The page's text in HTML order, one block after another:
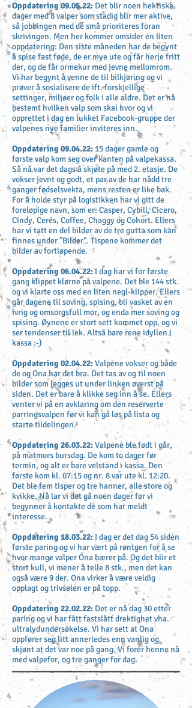
Oppdatering 09.05.22: Det blir noen hektiske
dager med 8 valper som stadig blir mer aktive,
så jobbingen med de små prioriteres foran
skrivingen. Men her kommer omsider en liten
oppdatering: Den siste måneden har de begynt
å spise fast føde, de er mye ute og får herje fritt
der, og de får ormekur med jevne mellomrom.
Vi har begynt å venne de til bilkjøring og vi
prøver å sosialisere de ift. forskjellige
settinger, miljøer og folk i alle aldre. Det er nå
bestemt hvilken valp som skal hvor og vi
opprettet i dag en lukket Facebook-gruppe der
valpenes nye familier inviteres inn.
Oppdatering 09.04.22: 15 dager gamle og
første valp kom seg over kanten på valpekassa.
Så nå var det dags å skjøte på med 2. etasje. De
vokser jevnt og godt, et par av de har nådd tre
ganger fødselsvekta, mens resten er like bak.
For å holde styr på logistikken har vi gitt de
foreløpige navn, som er: Casper, Cybill, Cicero,
Cindy, Cerés, Coffee, Chaggy og Cohort. Ellers
har vi tatt en del bilder av de tre gutta som kan
finnes under "Bilder". Tispene kommer det
bilder av fortløpende.
Oppdatering 06.04.22:I dag har vi for første
gang klippet klørne på valpene. Det ble 144 stk.
og vi klarte oss med en liten negl-klipper. Ellers
går dagene til soving, spising, bli vasket av en
ivrig og omsorgsfull mor, og enda mer soving og
spising. Øynene er stort sett kommet opp, og vi
ser tendenser til lek. Altså bare rene idyllen i
kassa :-)
Oppdatering 02.04.22:Valpene vokser og både
de og Ona har det bra. Det tas av og til noen
bilder som legges ut under linken øverst på
siden. Det er bare å klikke seg inn å se. Ellers
venter vi på en avklaring om den reserverte
parringsvalpen før vi kan gå løs på lista og
starte tildelingen.
Oppdatering 26.03.22:Valpene ble født i går,
på matmors bursdag. De kom to dager før
termin, og alt er bare velstand i kassa. Den
første kom kl. 07:15 og nr. 8 var ute kl. 12:20.
Det ble fem tisper og tre hanner, alle store og
kvikke. Nå lar vi det gå noen dager før vi
begynner å kontakte de som har meldt
interesse.
Oppdatering 18.03.22: I dag er det dag 54 siden
første paring og vi har vært på røntgen for å se
hvor mange valper Ona bærer på. Og det blir et
stort kull, vi mener å telle 8 stk., men det kan
også være 9 der. Ona virker å være veldig
opplagt og trivselen er på topp.
Oppdatering 22.02.22: Det er nå dag 30 etter
paring og vi har fått fastslått drektighet vha.
ultralydundersøkelse. Vi har sett at Ona
oppfører seg litt annerledes enn vanlig og
skjønt at det var noe på gang. Vi forer henne nå
med valpefor, og tre ganger for dag.